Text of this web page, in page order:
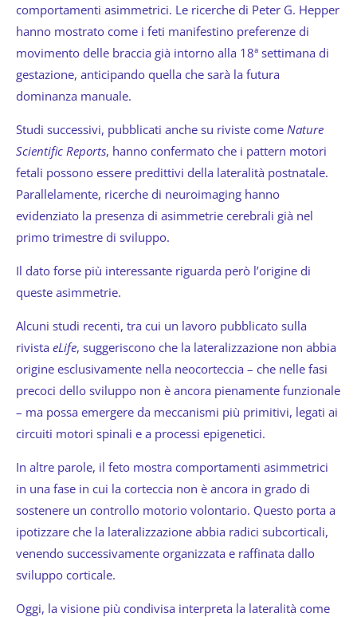
comportamenti asimmetrici. Le ricerche di Peter G. Hepper
hanno mostrato come i feti manifestino preferenze di
movimento delle braccia già intorno alla 18ª settimana di
gestazione, anticipando quella che sarà la futura
dominanza manuale.
Studi successivi, pubblicati anche su riviste come Nature
Scientific Reports, hanno confermato che i pattern motori
fetali possono essere predittivi della lateralità postnatale.
Parallelamente, ricerche di neuroimaging hanno
evidenziato la presenza di asimmetrie cerebrali già nel
primo trimestre di sviluppo.
Il dato forse più interessante riguarda però l’origine di
queste asimmetrie.
Alcuni studi recenti, tra cui un lavoro pubblicato sulla
rivista eLife, suggeriscono che la lateralizzazione non abbia
origine esclusivamente nella neocorteccia – che nelle fasi
precoci dello sviluppo non è ancora pienamente funzionale
– ma possa emergere da meccanismi più primitivi, legati ai
circuiti motori spinali e a processi epigenetici.
In altre parole, il feto mostra comportamenti asimmetrici
in una fase in cui la corteccia non è ancora in grado di
sostenere un controllo motorio volontario. Questo porta a
ipotizzare che la lateralizzazione abbia radici subcorticali,
venendo successivamente organizzata e raffinata dallo
sviluppo corticale.
Oggi, la visione più condivisa interpreta la lateralità come